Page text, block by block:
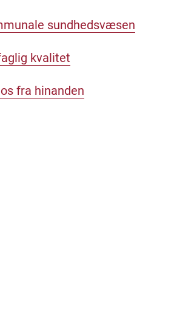
sundhedsvæsen
kvalitet
fra hinanden